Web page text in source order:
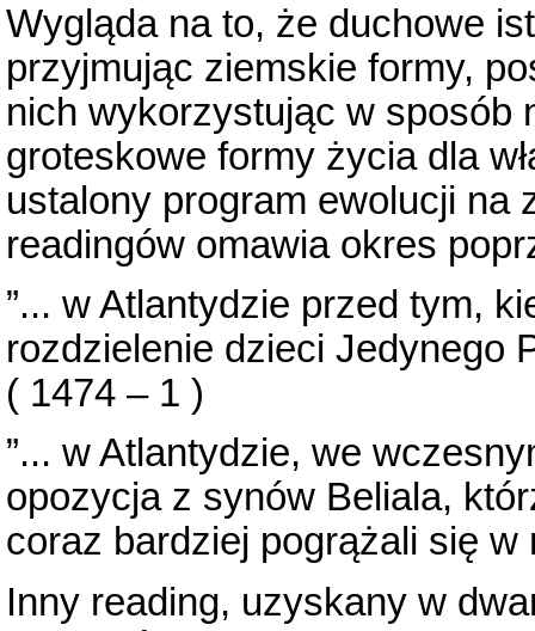
Wygląda na to, że duchowe
przyjmując ziemskie formy,
nich wykorzystując w sposób
groteskowe formy życia dla
ustalony program ewolucji na
readingów omawia okres
”... w Atlantydzie przed tym,
rozdzielenie dzieci Jedynego
( 1474 – 1 )
”... w Atlantydzie, we
opozycja z synów Beliala,
coraz bardziej pogrążali się w
Inny reading, uzyskany w